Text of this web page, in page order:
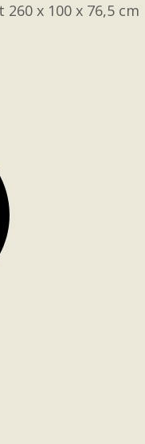
x 100 x 76,5 cm